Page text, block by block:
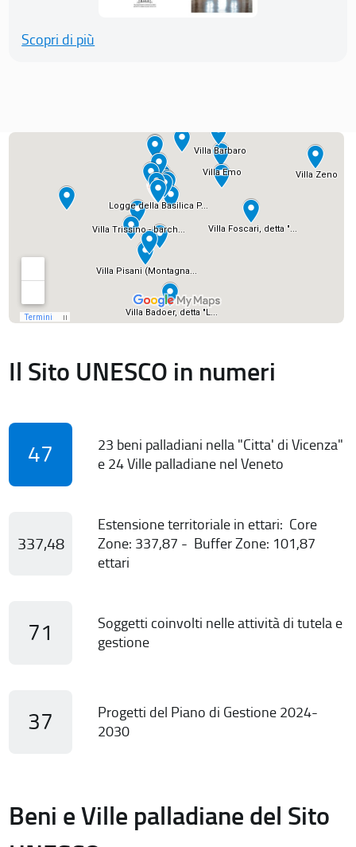
Scopri di più
Il Sito UNESCO in numeri
47
23 beni palladiani nella "Citta' di Vicenza"
e 24 Ville palladiane nel Veneto
337,48
Estensione territoriale in ettari: Core
Zone: 337,87 - Buffer Zone: 101,87
ettari
71
Soggetti coinvolti nelle attività di tutela e
gestione
37
Progetti del Piano di Gestione 2024-
2030
Beni e Ville palladiane del Sito